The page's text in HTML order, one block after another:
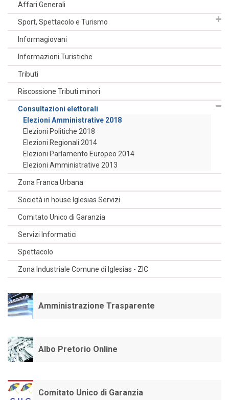
Affari Generali
Sport, Spettacolo e Turismo
Informagiovani
Informazioni Turistiche
Tributi
Riscossione Tributi minori
Consultazioni elettorali
Elezioni Amministrative 2018
Elezioni Politiche 2018
Elezioni Regionali 2014
Elezioni Parlamento Europeo 2014
Elezioni Amministrative 2013
Zona Franca Urbana
Società in house Iglesias Servizi
Comitato Unico di Garanzia
Servizi Informatici
Spettacolo
Zona Industriale Comune di Iglesias - ZIC
Amministrazione Trasparente
Albo Pretorio Online
Comitato Unico di Garanzia